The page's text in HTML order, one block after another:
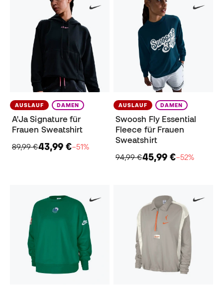
AUSLAUF DAMEN
A'Ja Signature für
Frauen Sweatshirt
89,99 €43,99 €−51%
AUSLAUF DAMEN
Swoosh Fly Essential
Fleece für Frauen
Sweatshirt
94,99 €45,99 €−52%